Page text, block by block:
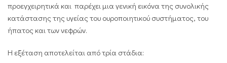
προεγχειρητικά και παρέχει μια γενική εικόνα της συνολικής
κατάστασης της υγείας του ουροποιητικού συστήματος, του
ήπατος και των νεφρών.
Η εξέταση αποτελείται από τρία στάδια: